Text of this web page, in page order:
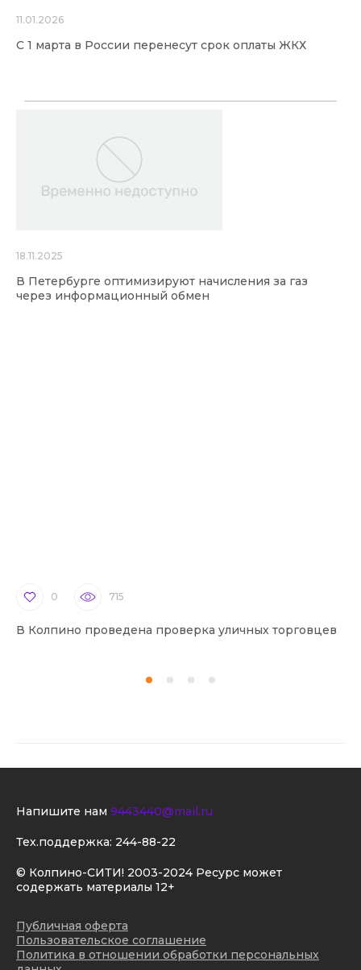
11.01.2026
С 1 марта в России перенесут срок оплаты ЖКХ
18.11.2025
В Петербурге оптимизируют начисления за газ
через информационный обмен
0 715
В Колпино проведена проверка уличных торговцев
© Колпино-СИТИ! 2003-2024 Ресурс может
содержать материалы 12+
Публичная оферта
Пользовательское соглашение
Политика в отношении обработки персональных
Напишите нам 9443440@mail.ru
Тех.поддержка: 244-88-22